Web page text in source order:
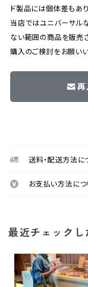
ド製品には個体差もあり
当店ではユニバーサル
ない範囲の商品を販売
購入のご検討をお願いい
再
送料・配送方法に
お支払い方法につ
最近チェックし